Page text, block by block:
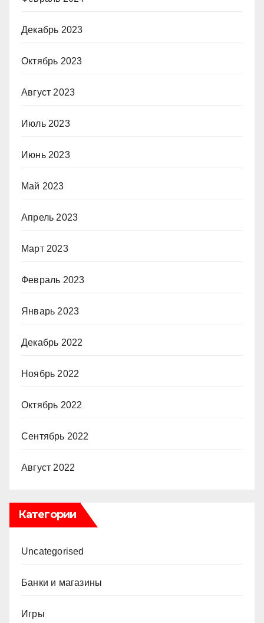
Декабрь 2023
Октябрь 2023
Август 2023
Июль 2023
Июнь 2023
Май 2023
Апрель 2023
Март 2023
Февраль 2023
Январь 2023
Декабрь 2022
Ноябрь 2022
Октябрь 2022
Сентябрь 2022
Август 2022
Категории
Uncategorised
Банки и магазины
Игры